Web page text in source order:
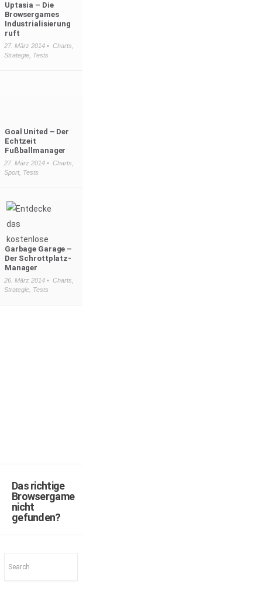
Uptasia – Die
Browsergames
Industrialisierung
ruft
27. März 2014 • Charts
Strategie, Tests
Goal United – Der
Echtzeit
Fußballmanager
27. März 2014 • Charts
Sport, Tests
Garbage Garage –
Der Schrottplatz-
Manager
26. März 2014 • Charts
Strategie, Tests
Das richtige
Browsergame
nicht
gefunden?